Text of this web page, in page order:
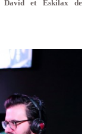
David et Eskilax de